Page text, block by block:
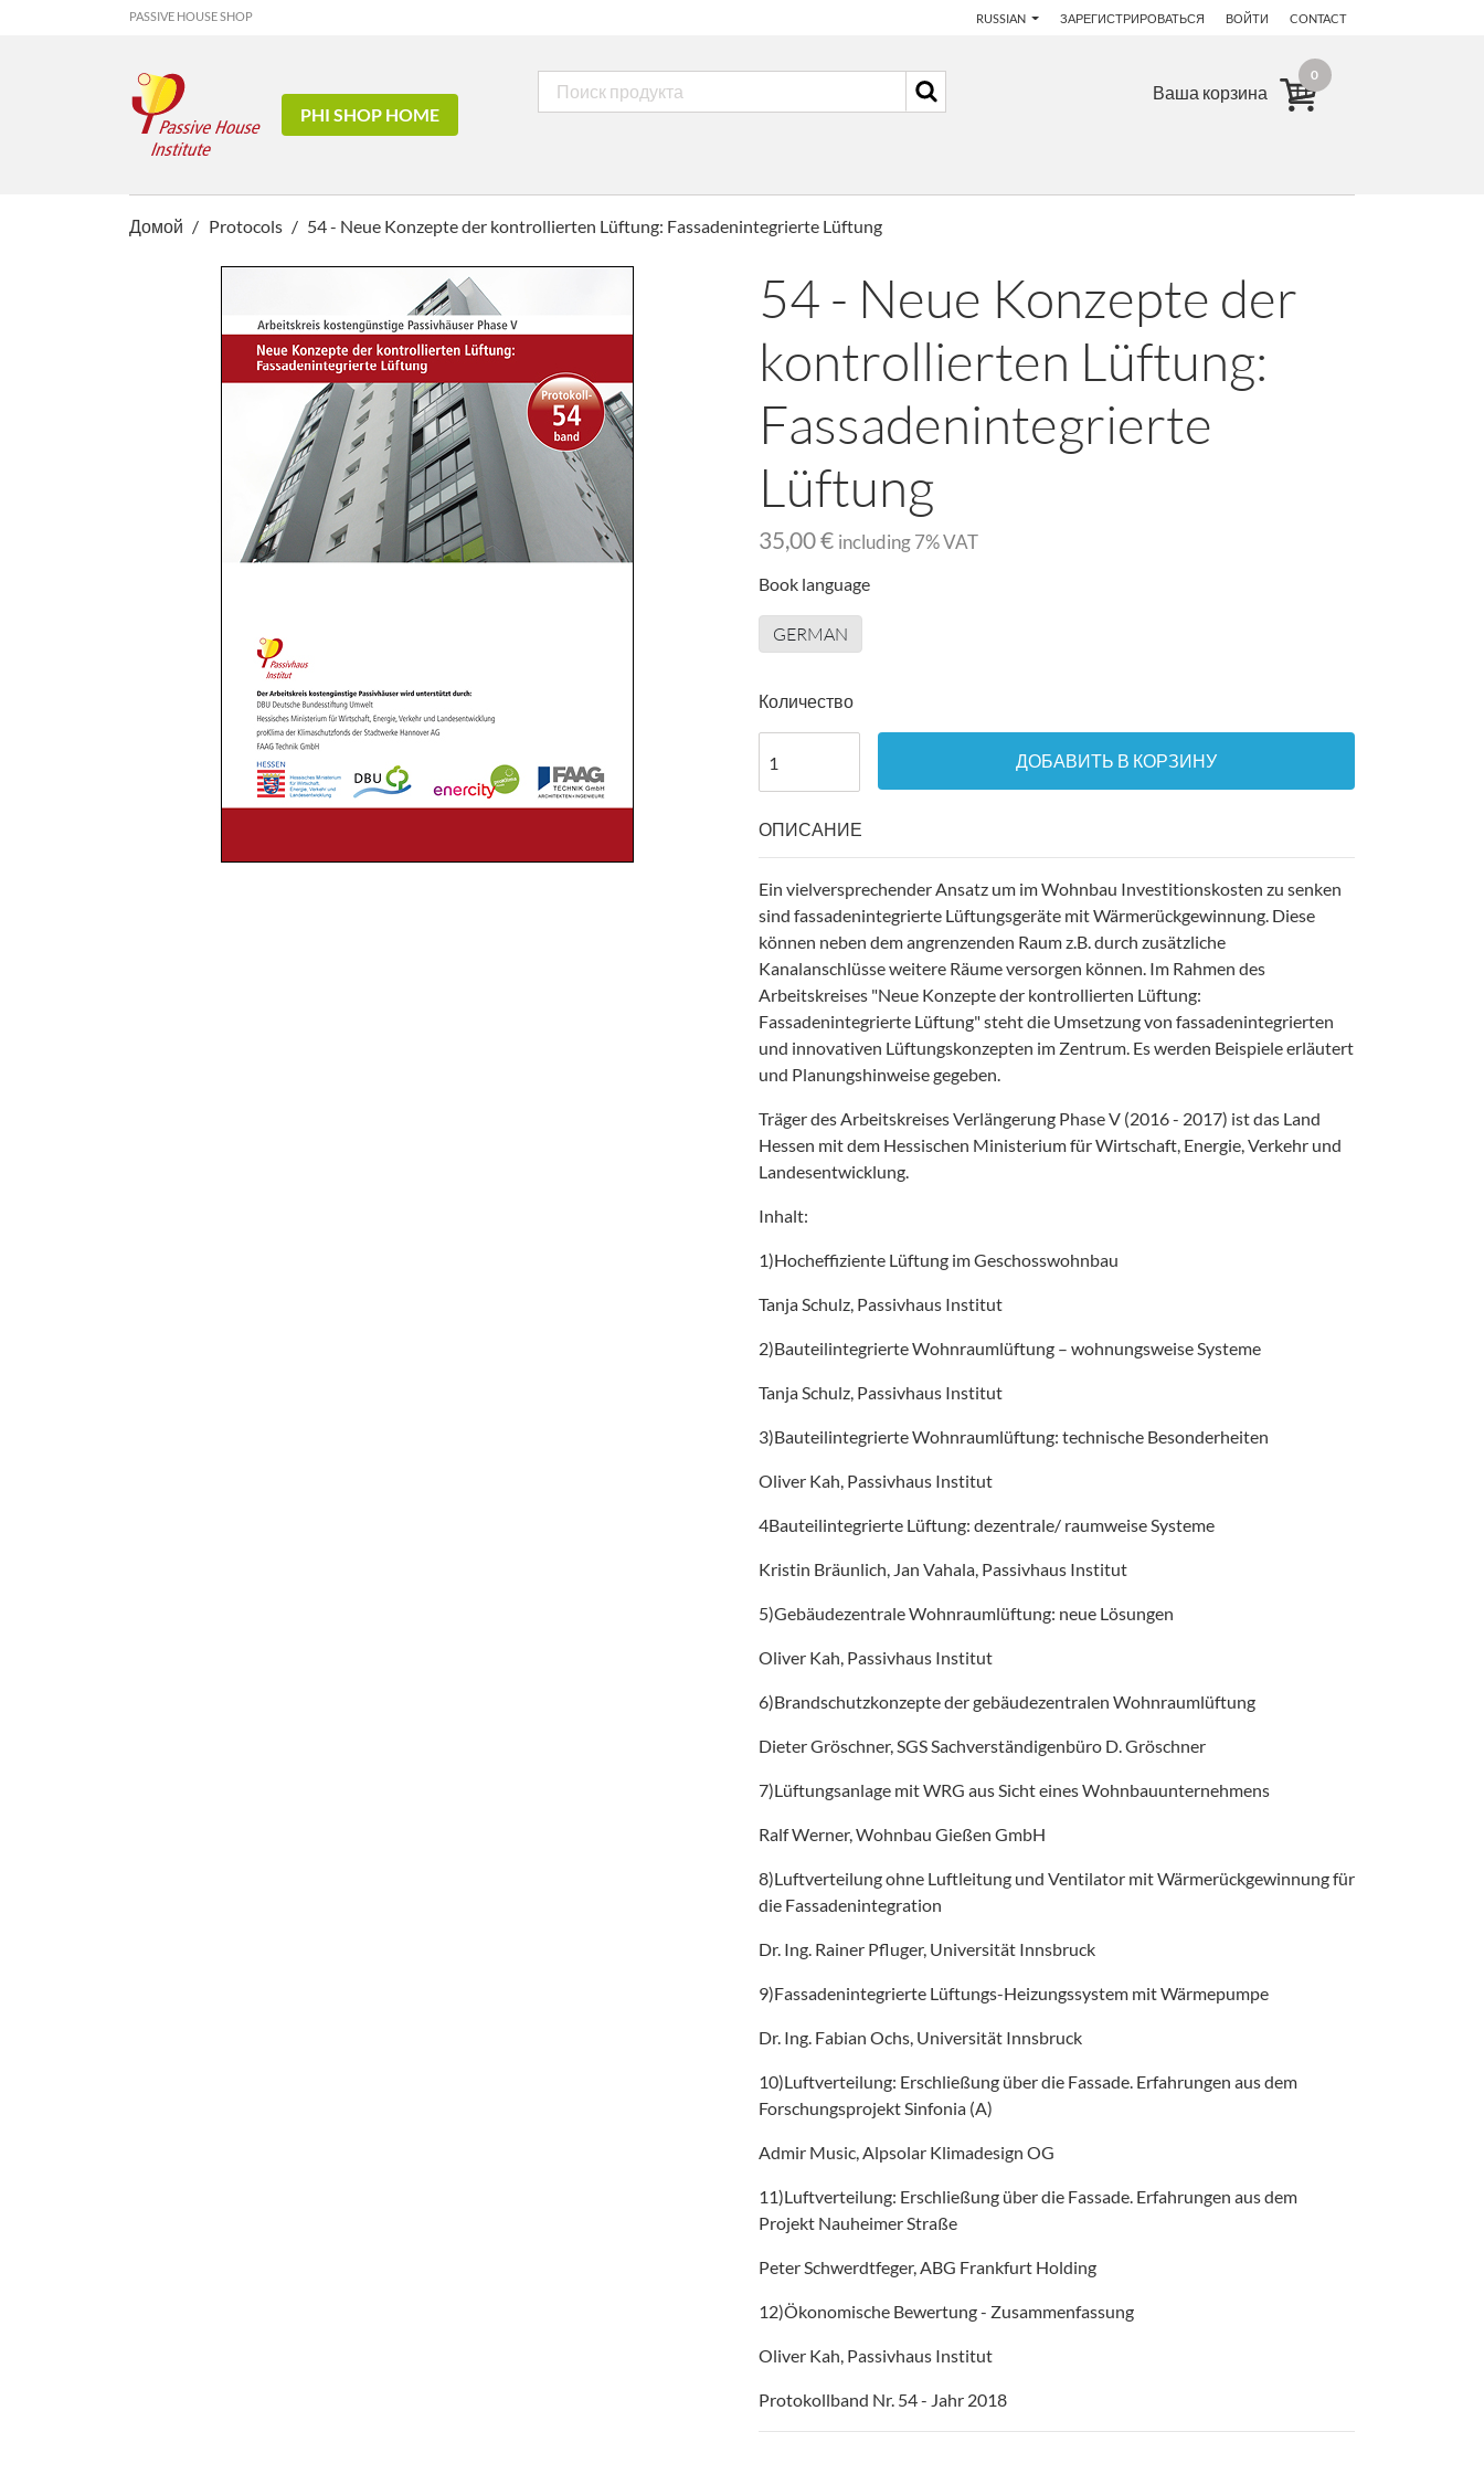
PASSIVE HOUSE SHOP RUSSIAN ЗАРЕГИСТРИРОВАТЬСЯ ВОЙТИ CONTACT
PHI SHOP HOME
Ваша корзина
0
Домой Protocols 54 - Neue Konzepte der kontrollierten Lüftung: Fassadenintegrierte Lüftung
54 - Neue Konzepte der
kontrollierten Lüftung:
Fassadenintegrierte
Lüftung
35,00 € including 7% VAT
Book language
GERMAN
Количество
ДОБАВИТЬ В КОРЗИНУ
ОПИСАНИЕ
Ein vielversprechender Ansatz um im Wohnbau Investitionskosten zu senken
sind fassadenintegrierte Lüftungsgeräte mit Wärmerückgewinnung. Diese
können neben dem angrenzenden Raum z.B. durch zusätzliche
Kanalanschlüsse weitere Räume versorgen können. Im Rahmen des
Arbeitskreises "Neue Konzepte der kontrollierten Lüftung:
Fassadenintegrierte Lüftung" steht die Umsetzung von fassadenintegrierten
und innovativen Lüftungskonzepten im Zentrum. Es werden Beispiele erläutert
und Planungshinweise gegeben.
Träger des Arbeitskreises Verlängerung Phase V (2016 - 2017) ist das Land
Hessen mit dem Hessischen Ministerium für Wirtschaft, Energie, Verkehr und
Landesentwicklung.
Inhalt:
1)Hocheffiziente Lüftung im Geschosswohnbau
Tanja Schulz, Passivhaus Institut
2)Bauteilintegrierte Wohnraumlüftung – wohnungsweise Systeme
Tanja Schulz, Passivhaus Institut
3)Bauteilintegrierte Wohnraumlüftung: technische Besonderheiten
Oliver Kah, Passivhaus Institut
4Bauteilintegrierte Lüftung: dezentrale/ raumweise Systeme
Kristin Bräunlich, Jan Vahala, Passivhaus Institut
5)Gebäudezentrale Wohnraumlüftung: neue Lösungen
Oliver Kah, Passivhaus Institut
6)Brandschutzkonzepte der gebäudezentralen Wohnraumlüftung
Dieter Gröschner, SGS Sachverständigenbüro D. Gröschner
7)Lüftungsanlage mit WRG aus Sicht eines Wohnbauunternehmens
Ralf Werner, Wohnbau Gießen GmbH
8)Luftverteilung ohne Luftleitung und Ventilator mit Wärmerückgewinnung für
die Fassadenintegration
Dr. Ing. Rainer Pfluger, Universität Innsbruck
9)Fassadenintegrierte Lüftungs-Heizungssystem mit Wärmepumpe
Dr. Ing. Fabian Ochs, Universität Innsbruck
10)Luftverteilung: Erschließung über die Fassade. Erfahrungen aus dem
Forschungsprojekt Sinfonia (A)
Admir Music, Alpsolar Klimadesign OG
11)Luftverteilung: Erschließung über die Fassade. Erfahrungen aus dem
Projekt Nauheimer Straße
Peter Schwerdtfeger, ABG Frankfurt Holding
12)Ökonomische Bewertung - Zusammenfassung
Oliver Kah, Passivhaus Institut
Protokollband Nr. 54 - Jahr 2018